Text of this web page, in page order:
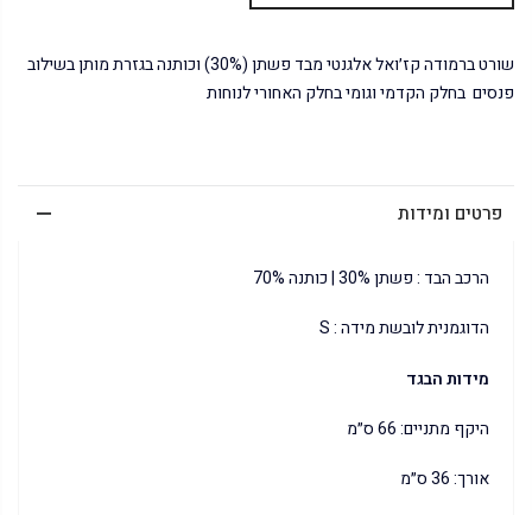
שורט ברמודה קז׳ואל אלגנטי מבד פשתן (30%) וכותנה בגזרת מותן בשילוב
פנסים בחלק הקדמי וגומי בחלק האחורי לנוחות
פרטים ומידות
הרכב הבד : פשתן 30% | כותנה 70%
הדוגמנית לובשת מידה : S
מידות הבגד
היקף מתניים: 66 ס״מ
אורך: 36 ס״מ